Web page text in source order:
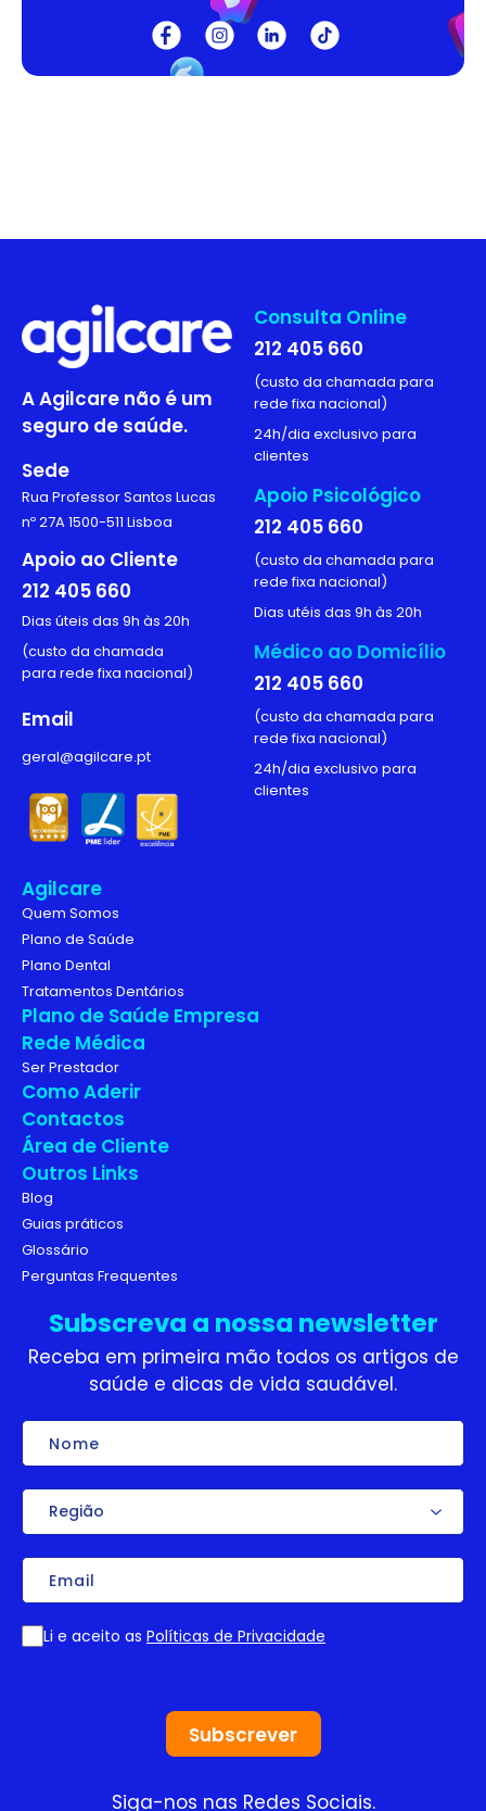
A Agilcare não é um
seguro de saúde.
Sede
Rua Professor Santos Lucas
nº 27A 1500-511 Lisboa
Apoio ao Cliente
212 405 660
Dias úteis das 9h às 20h
(custo da chamada
para rede fixa nacional)
Email
geral@agilcare.pt
Consulta Online
212 405 660
(custo da chamada para
rede fixa nacional)
24h/dia exclusivo para
clientes
Apoio Psicológico
212 405 660
(custo da chamada para
rede fixa nacional)
Dias utéis das 9h às 20h
Médico ao Domicílio
212 405 660
(custo da chamada para
rede fixa nacional)
24h/dia exclusivo para
clientes
Agilcare
Quem Somos
Plano de Saúde
Plano Dental
Tratamentos Dentários
Plano de Saúde Empresa
Rede Médica
Ser Prestador
Como Aderir
Contactos
Área de Cliente
Outros Links
Blog
Guias práticos
Glossário
Perguntas Frequentes
Subscreva a nossa newsletter
Receba em primeira mão todos os artigos de
saúde e dicas de vida saudável.
Nome
Região
Email
Consentimento
Li e aceito as Políticas de Privacidade
Siga-nos nas Redes Sociais.